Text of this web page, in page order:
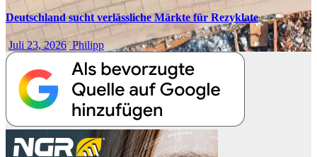
Deutschland sucht verlässliche Märkte für Rezyklate
Juli 23, 2026 Philipp